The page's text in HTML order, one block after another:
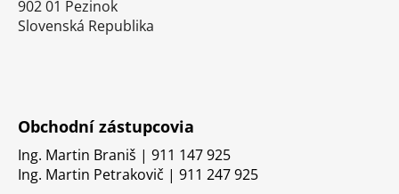
902 01 Pezinok
Slovenská Republika
Obchodní zástupcovia
Ing. Martin Braniš | 911 147 925
Ing. Martin Petrakovič | 911 247 925